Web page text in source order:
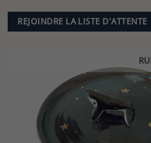
REJOINDRE LA LISTE D'ATTENTE